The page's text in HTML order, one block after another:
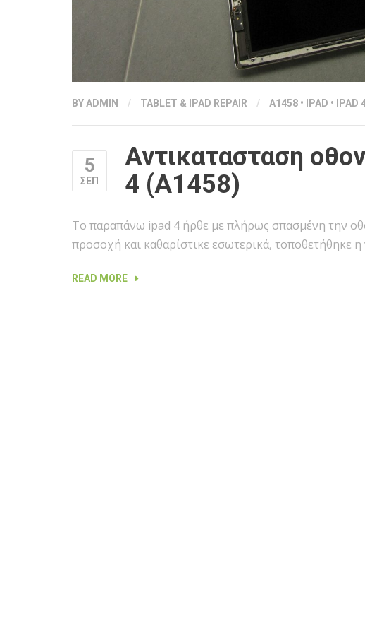
BYADMIN / TABLET & IPAD REPAIR / A1458 • IPAD • IPAD
5
ΣΕΠ
Αντικατασταση
4 (A1458)
Το παραπάνω ipad 4 ήρθε με πλήρως σπασμένη την
προσοχή και καθαρίστικε εσωτερικά, τοποθετήθηκε
READ MORE“ΑΝΤΙΚΑΤΑΣΤΑΣΗ